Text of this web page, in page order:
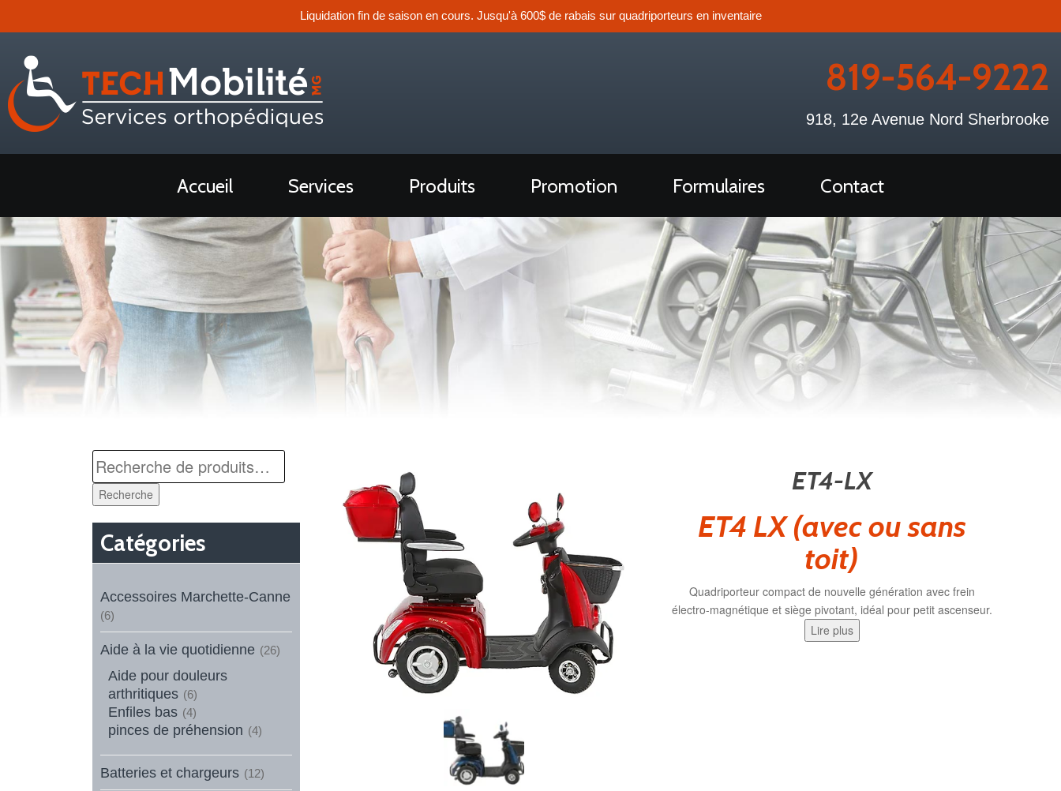
Liquidation fin de saison en cours. Jusqu'à 600$ de rabais sur quadriporteurs en inventaire
819-564-9222
918, 12e Avenue Nord Sherbrooke
Accueil Services Produits Promotion Formulaires Contact
Recherche
Catégories
Accessoires Marchette-Canne
(6)
Aide à la vie quotidienne (26)
Aide pour douleurs
arthritiques (6)
Enfiles bas (4)
pinces de préhension (4)
Batteries et chargeurs (12)
ET4-LX
ET4 LX (avec ou sans
toit)
Quadriporteur compact de nouvelle génération avec frein
électro-magnétique et siège pivotant, idéal pour petit ascenseur.
Lire plus